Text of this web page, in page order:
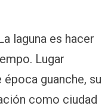
laguna es hacer
Lugar
guanche, su
como ciudad